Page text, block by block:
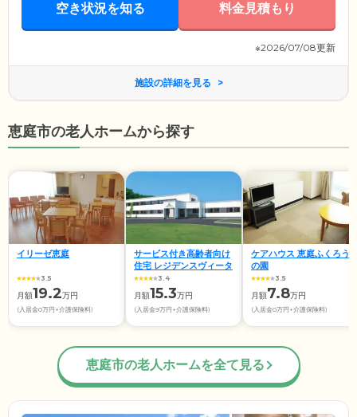
空き状況を知る 料金見積もり
※2026/07/08更新
施設の詳細を見る
恵庭市の老人ホームから探す
イリーゼ恵庭
3.5
月額19.2万円
(入居金0万円+介護保険料)
サービス付き高齢者向け
住宅 レジデンスヴィータ
3.4
月額15.3万円
(入居金9万円+介護保険料)
ケアハウス 恵庭ふくろう
の園
3.5
月額7.8万円
(入居金0万円+介護保険料)
恵庭市の老人ホームを全て見る